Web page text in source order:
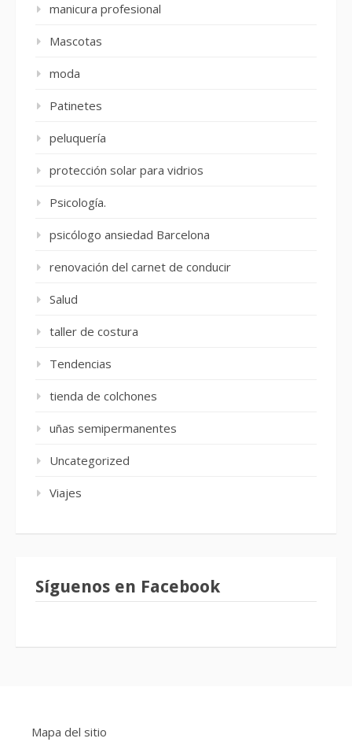
manicura profesional
Mascotas
moda
Patinetes
peluquería
protección solar para vidrios
Psicología.
psicólogo ansiedad Barcelona
renovación del carnet de conducir
Salud
taller de costura
Tendencias
tienda de colchones
uñas semipermanentes
Uncategorized
Viajes
Síguenos en Facebook
Mapa del sitio